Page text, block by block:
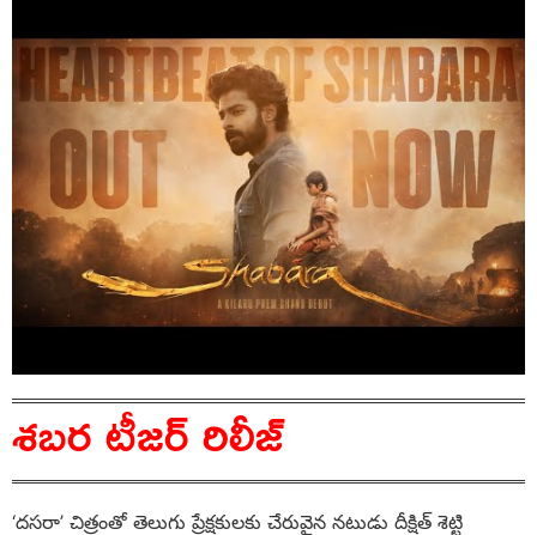
శబర టీజర్ రిలీజ్
‘దసరా’ చిత్రంతో తెలుగు ప్రేక్షకులకు చేరువైన నటుడు దీక్షిత్ శెట్టి